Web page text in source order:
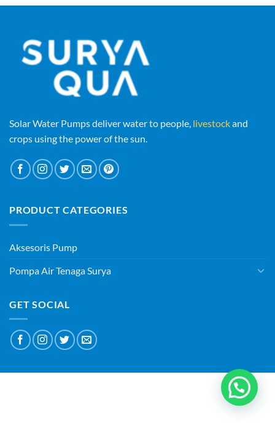
Solar Water Pumps deliver water to people, livestockand
crops using the power of the sun.
PRODUCT CATEGORIES
Aksesoris Pump
Pompa Air Tenaga Surya
GET SOCIAL
PT SURYAQUA TEKNOLOGI INDONESIA